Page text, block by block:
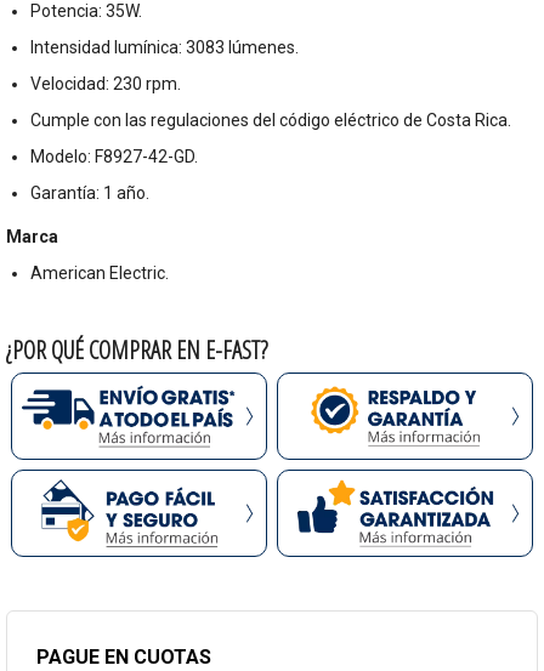
Potencia: 35W.
Intensidad lumínica: 3083 lúmenes.
Velocidad: 230 rpm.
Cumple con las regulaciones del código eléctrico de Costa Rica.
Modelo: F8927-42-GD.
Garantía: 1 año.
Marca
American Electric.
¿POR QUÉ COMPRAR EN E-FAST?
PAGUE EN CUOTAS